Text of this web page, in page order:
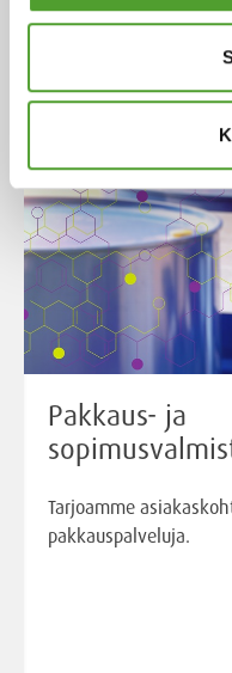
Pakkaus- ja
Tarjoamme
pakkauspalveluja.